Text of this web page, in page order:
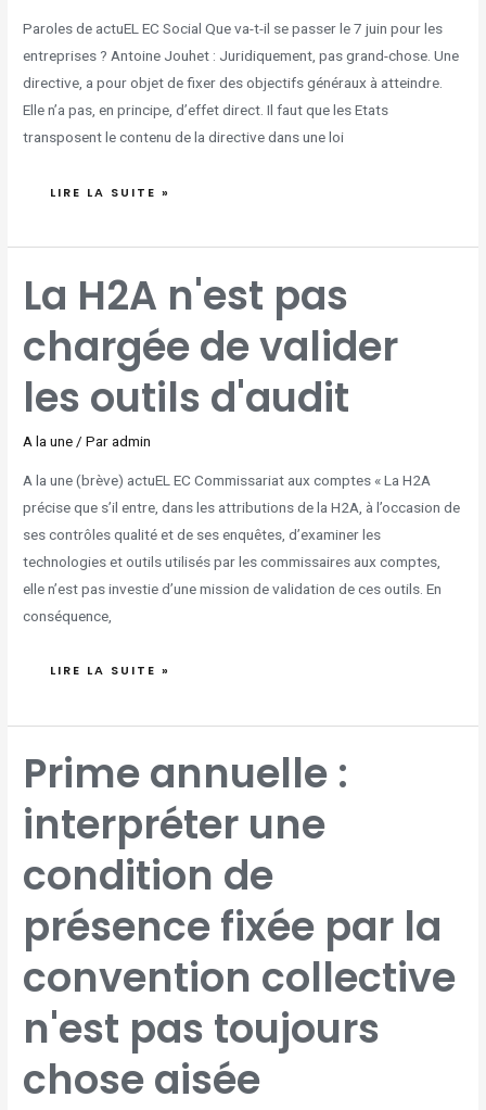
Paroles de actuEL EC Social Que va-t-il se passer le 7 juin pour les
entreprises ? Antoine Jouhet : Juridiquement, pas grand-chose. Une
directive, a pour objet de fixer des objectifs généraux à atteindre.
Elle n’a pas, en principe, d’effet direct. Il faut que les Etats
transposent le contenu de la directive dans une loi
LIRE LA SUITE »
La H2A n'est pas
chargée de valider
les outils d'audit
A la une/ Paradmin
A la une (brève) actuEL EC Commissariat aux comptes « La H2A
précise que s’il entre, dans les attributions de la H2A, à l’occasion de
ses contrôles qualité et de ses enquêtes, d’examiner les
technologies et outils utilisés par les commissaires aux comptes,
elle n’est pas investie d’une mission de validation de ces outils. En
conséquence,
H2A
N'EST
PAS
DE
VALIDER
LES
OUTILS
LIRE LA SUITE »
Prime annuelle :
interpréter une
condition de
présence fixée par la
convention collective
n'est pas toujours
chose aisée
PRIME
ANNUELLE
INTERPRÉTER
CONDITION
DE
PRÉSENCE
FIXÉE
CONVENTION
COLLECTIVE
N'EST
TOUJOURS
CHOSE
AISÉE